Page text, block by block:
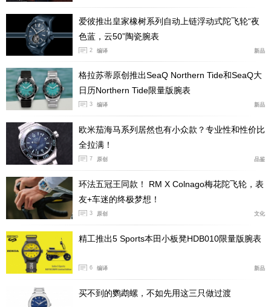
与2016款一样，Polo印记系列腕表同样搭载了自动上
链的1110P机芯，该机芯源自21世纪初推出的800P机芯，
是一款经过验证且可靠的自制机芯，厚度仅为4毫米，对
于标准自动机芯而言，这一厚度非常纤薄。在机芯装饰方
面，伯爵同样展示出了其精湛的工艺，夹板饰有环形日内
瓦波纹，主夹板饰有珍珠纹，石板灰色的摆陀镌刻着精致
的伯爵家族徽章，雕刻工艺可以说远超行业标准，其纹样
和伯爵品牌字样的边框都极为清晰利落。我还是那句话，
如果伯爵能把这枚机芯升级为无卡度游丝就实在就太完美
了！
爱彼推出皇家橡树系列自动上链浮动式陀飞轮“夜
色蓝，云50”陶瓷腕表
2 编译 新品
格拉苏蒂原创推出SeaQ Northern Tide和SeaQ大
日历Northern Tide限量版腕表
3 编译 新品
欧米茄海马系列居然也有小众款？专业性和性价比
全拉满！
7 原创 品鉴
环法五冠王同款！ RM X Colnago梅花陀飞轮，表
友+车迷的终极梦想！
3 原创 文化
精工推出5 Sports本田小板凳HDB010限量版腕表
6 编译 新品
买不到的鹦鹉螺，不如先用这三只做过渡